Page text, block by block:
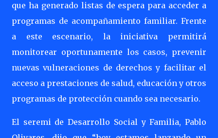
que ha generado listas de espera para acceder a
programas de acompañamiento familiar. Frente
a este escenario, la iniciativa permitirá
monitorear oportunamente los casos, prevenir
nuevas vulneraciones de derechos y facilitar el
acceso a prestaciones de salud, educación y otros
programas de protección cuando sea necesario.
El seremi de Desarrollo Social y Familia, Pablo